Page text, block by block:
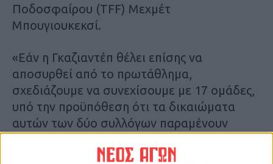
Ποδοσφαίρου (TFF) Μεχμέτ
Μπουγιουκεκσί.
«Εάν η Γκαζιαντέπ θέλει επίσης να
αποσυρθεί από το πρωτάθλημα,
σχεδιάζουμε να συνεχίσουμε με 17 ομάδες,
υπό την προϋπόθεση ότι τα δικαιώματα
αυτών των δύο συλλόγων παραμένουν
η Γκαζιαντέπ δεν έχει λάβει ακόμη